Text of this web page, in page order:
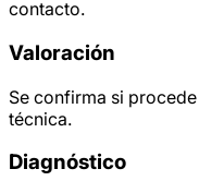
contacto.
Valoración
Se confirma si
técnica.
Diagnóstico